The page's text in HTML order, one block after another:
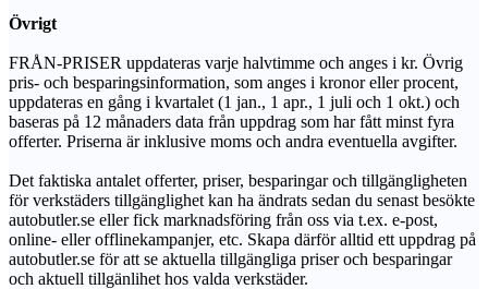
Övrigt
FRÅN-PRISER uppdateras varje halvtimme och anges i kr. Övrig
pris- och besparingsinformation, som anges i kronor eller procent,
uppdateras en gång i kvartalet (1 jan., 1 apr., 1 juli och 1 okt.) och
baseras på 12 månaders data från uppdrag som har fått minst fyra
offerter. Priserna är inklusive moms och andra eventuella avgifter.
Det faktiska antalet offerter, priser, besparingar och tillgängligheten
för verkstäders tillgänglighet kan ha ändrats sedan du senast besökte
autobutler.se eller fick marknadsföring från oss via t.ex. e-post,
online- eller offlinekampanjer, etc. Skapa därför alltid ett uppdrag på
autobutler.se för att se aktuella tillgängliga priser och besparingar
och aktuell tillgänlihet hos valda verkstäder.